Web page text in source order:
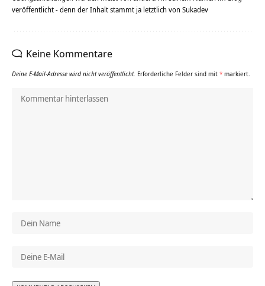
veröffentlicht - denn der Inhalt stammt ja letztlich von Sukadev
Keine Kommentare
Deine E-Mail-Adresse wird nicht veröffentlicht. Erforderliche Felder sind mit * markiert.